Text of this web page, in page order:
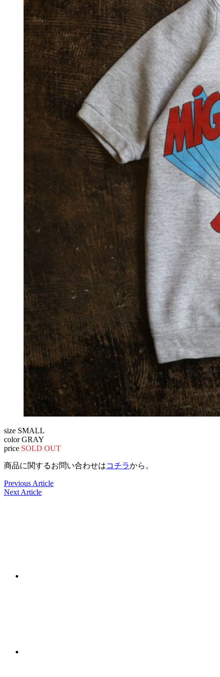
size SMALL
color GRAY
price SOLD OUT
商品に関するお問い合わせはコチラから。
Previous Article
Next Article